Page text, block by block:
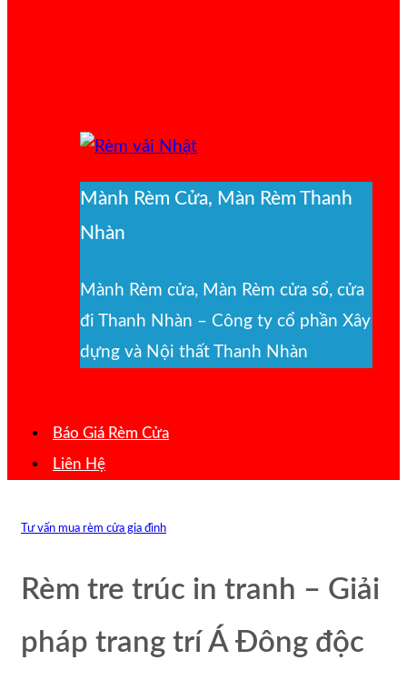
Mành Rèm Cửa, Màn Rèm Thanh
Nhàn
Mành Rèm cửa, Màn Rèm cửa sổ, cửa
đi Thanh Nhàn – Công ty cổ phần Xây
dựng và Nội thất Thanh Nhàn
Báo Giá Rèm Cửa
Liên Hệ
Tư vấn mua rèm cửa gia đình
Rèm tre trúc in tranh – Giải
pháp trang trí Á Đông độc